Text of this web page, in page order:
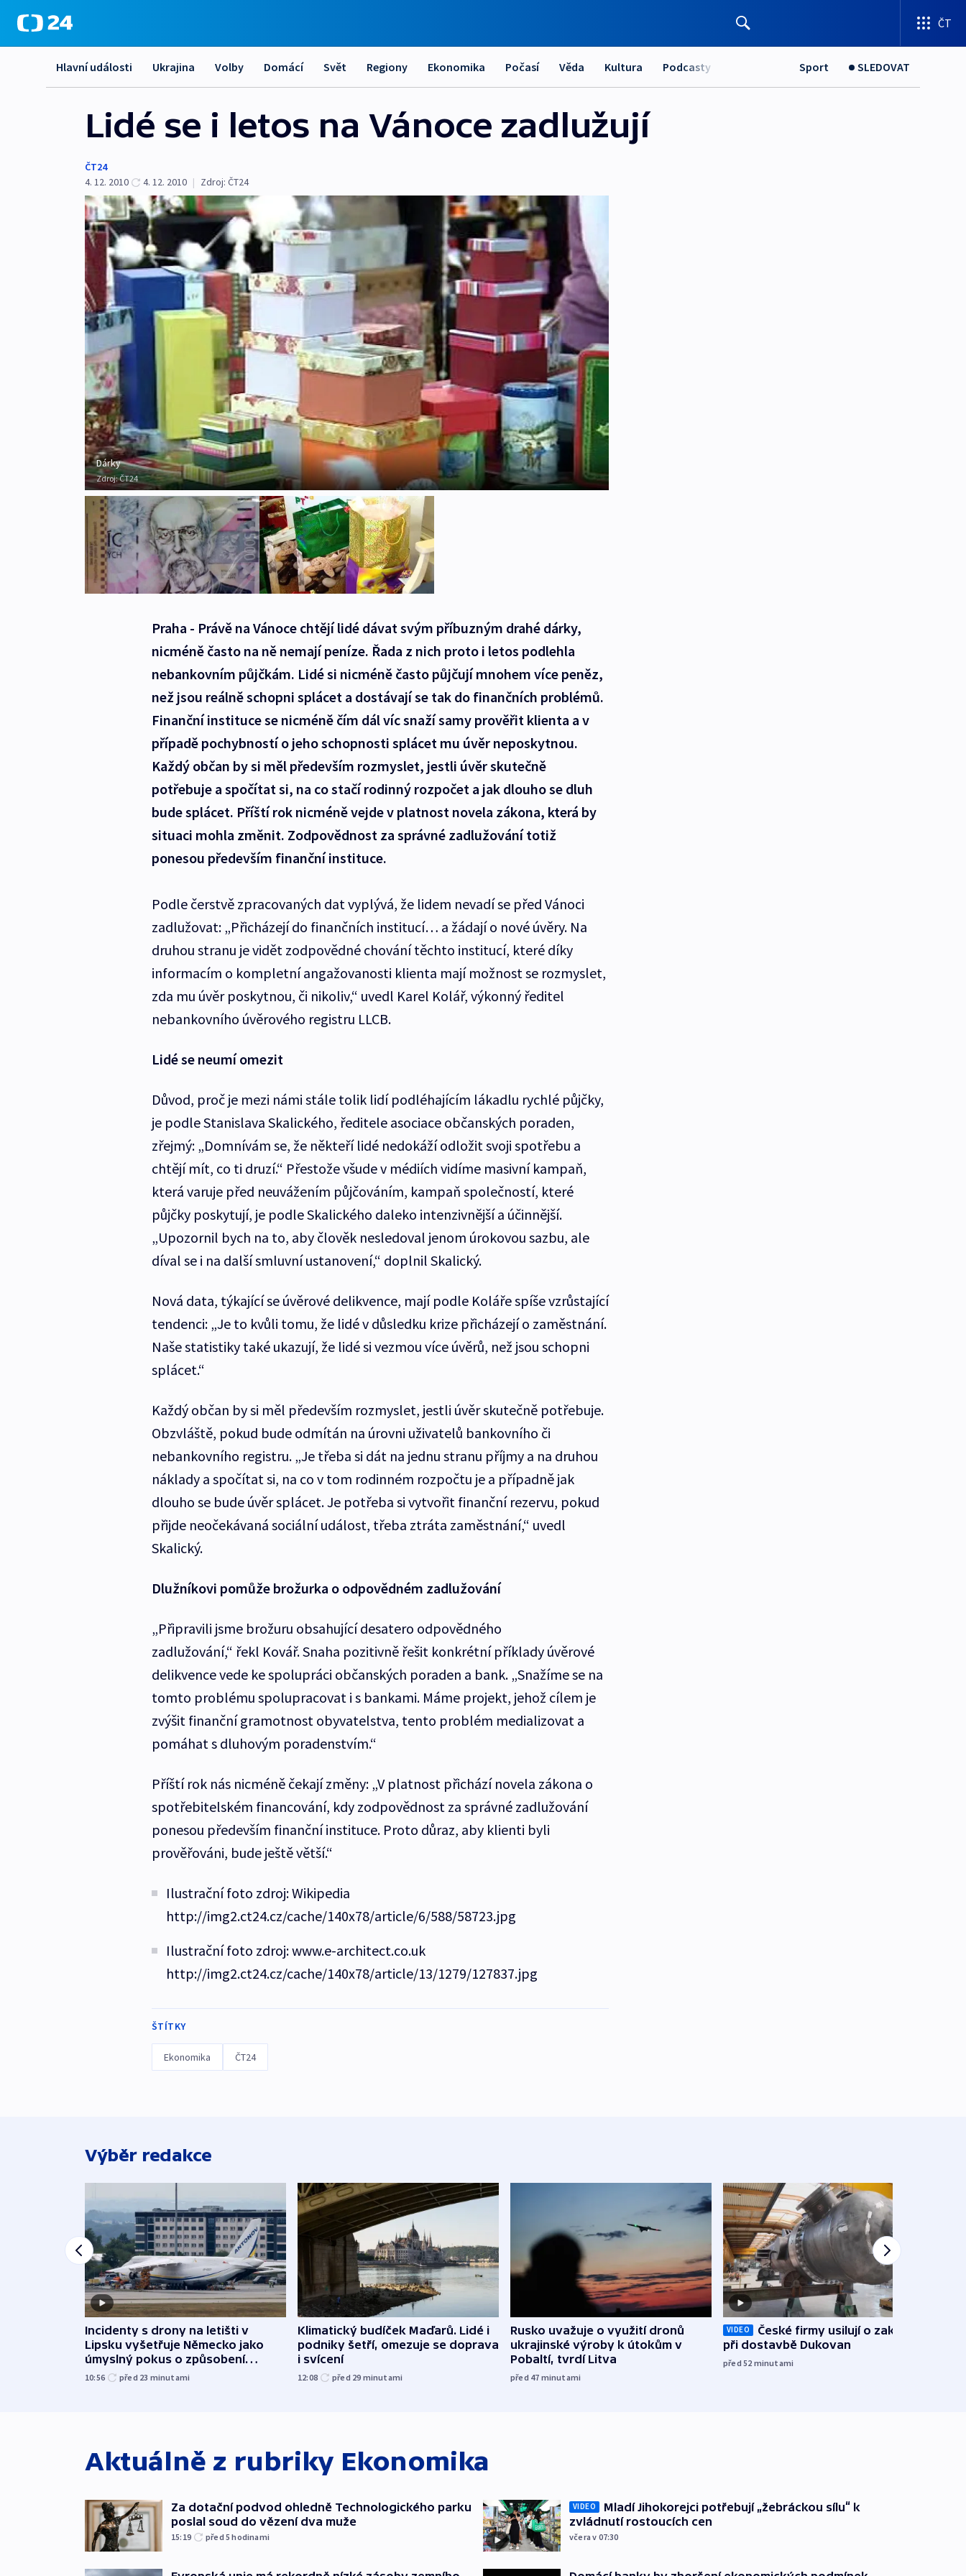
ČT
Hlavní události Ukrajina Volby Domácí Svět Regiony Ekonomika Počasí Věda Kultura Podcasty Sport SLEDOVAT
Lidé se i letos na Vánoce zadlužují
ČT24
4. 12. 2010
4. 12. 2010 | Zdroj: ČT24
Dárky
Zdroj:ČT24
Praha - Právě na Vánoce chtějí lidé dávat svým příbuzným drahé dárky,
nicméně často na ně nemají peníze. Řada z nich proto i letos podlehla
nebankovním půjčkám. Lidé si nicméně často půjčují mnohem více peněz,
než jsou reálně schopni splácet a dostávají se tak do finančních problémů.
Finanční instituce se nicméně čím dál víc snaží samy prověřit klienta a v
případě pochybností o jeho schopnosti splácet mu úvěr neposkytnou.
Každý občan by si měl především rozmyslet, jestli úvěr skutečně
potřebuje a spočítat si, na co stačí rodinný rozpočet a jak dlouho se dluh
bude splácet. Příští rok nicméně vejde v platnost novela zákona, která by
situaci mohla změnit. Zodpovědnost za správné zadlužování totiž
ponesou především finanční instituce.
Podle čerstvě zpracovaných dat vyplývá, že lidem nevadí se před Vánoci
zadlužovat: „Přicházejí do finančních institucí… a žádají o nové úvěry. Na
druhou stranu je vidět zodpovědné chování těchto institucí, které díky
informacím o kompletní angažovanosti klienta mají možnost se rozmyslet,
zda mu úvěr poskytnou, či nikoliv,“ uvedl Karel Kolář, výkonný ředitel
nebankovního úvěrového registru LLCB.
Lidé se neumí omezit
Důvod, proč je mezi námi stále tolik lidí podléhajícím lákadlu rychlé půjčky,
je podle Stanislava Skalického, ředitele asociace občanských poraden,
zřejmý: „Domnívám se, že někteří lidé nedokáží odložit svoji spotřebu a
chtějí mít, co ti druzí.“ Přestože všude v médiích vidíme masivní kampaň,
která varuje před neuvážením půjčováním, kampaň společností, které
půjčky poskytují, je podle Skalického daleko intenzivnější a účinnější.
„Upozornil bych na to, aby člověk nesledoval jenom úrokovou sazbu, ale
díval se i na další smluvní ustanovení,“ doplnil Skalický.
Nová data, týkající se úvěrové delikvence, mají podle Koláře spíše vzrůstající
tendenci: „Je to kvůli tomu, že lidé v důsledku krize přicházejí o zaměstnání.
Naše statistiky také ukazují, že lidé si vezmou více úvěrů, než jsou schopni
splácet.“
Každý občan by si měl především rozmyslet, jestli úvěr skutečně potřebuje.
Obzvláště, pokud bude odmítán na úrovni uživatelů bankovního či
nebankovního registru. „Je třeba si dát na jednu stranu příjmy a na druhou
náklady a spočítat si, na co v tom rodinném rozpočtu je a případně jak
dlouho se bude úvěr splácet. Je potřeba si vytvořit finanční rezervu, pokud
přijde neočekávaná sociální událost, třeba ztráta zaměstnání,“ uvedl
Skalický.
Dlužníkovi pomůže brožurka o odpovědném zadlužování
„Připravili jsme brožuru obsahující desatero odpovědného
zadlužování,“ řekl Kovář. Snaha pozitivně řešit konkrétní příklady úvěrové
delikvence vede ke spolupráci občanských poraden a bank. „Snažíme se na
tomto problému spolupracovat i s bankami. Máme projekt, jehož cílem je
zvýšit finanční gramotnost obyvatelstva, tento problém medializovat a
pomáhat s dluhovým poradenstvím.“
Příští rok nás nicméně čekají změny: „V platnost přichází novela zákona o
spotřebitelském financování, kdy zodpovědnost za správné zadlužování
ponesou především finanční instituce. Proto důraz, aby klienti byli
prověřováni, bude ještě větší.“
Ilustrační foto zdroj: Wikipedia
http://img2.ct24.cz/cache/140x78/article/6/588/58723.jpg
Ilustrační foto zdroj: www.e-architect.co.uk
http://img2.ct24.cz/cache/140x78/article/13/1279/127837.jpg
ŠTÍTKY
Ekonomika ČT24
Výběr redakce
Incidenty s drony na letišti v
Lipsku vyšetřuje Německo jako
úmyslný pokus o způsobení
exploze
10:56 před 23 minutami
Klimatický budíček Maďarů. Lidé i
podniky šetří, omezuje se doprava
i svícení
12:08 před 29 minutami
Rusko uvažuje o využití dronů
ukrajinské výroby k útokům v
Pobaltí, tvrdí Litva
před 47 minutami
VIDEO
České firmy usilují o zakázky
při dostavbě Dukovan
před 52 minutami
Aktuálně z rubriky Ekonomika
Za dotační podvod ohledně Technologického parku
poslal soud do vězení dva muže
15:19 před 5hodinami
VIDEO
Mladí Jihokorejci potřebují „žebráckou sílu“ k
zvládnutí rostoucích cen
včera v 07:30